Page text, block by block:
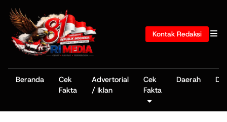
Kontak Redaksi
Beranda
Cek
Fakta
Advertorial
/ Iklan
Cek
Fakta
Daerah